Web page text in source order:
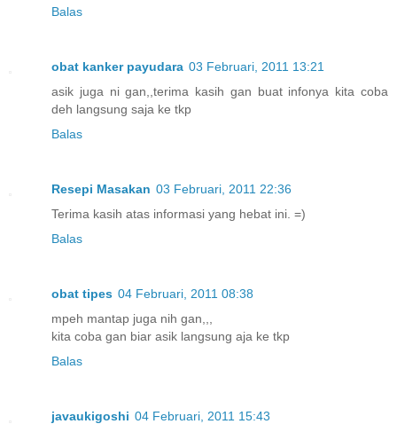
Balas
obat kanker payudara 03 Februari, 2011 13:21
asik juga ni gan,,terima kasih gan buat infonya kita coba
deh langsung saja ke tkp
Balas
Resepi Masakan 03 Februari, 2011 22:36
Terima kasih atas informasi yang hebat ini. =)
Balas
obat tipes 04 Februari, 2011 08:38
mpeh mantap juga nih gan,,,
kita coba gan biar asik langsung aja ke tkp
Balas
javaukigoshi 04 Februari, 2011 15:43